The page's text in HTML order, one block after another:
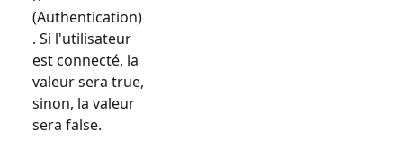
(Authentication)
. Si l'utilisateur
est connecté, la
valeur sera true,
sinon, la valeur
sera false.